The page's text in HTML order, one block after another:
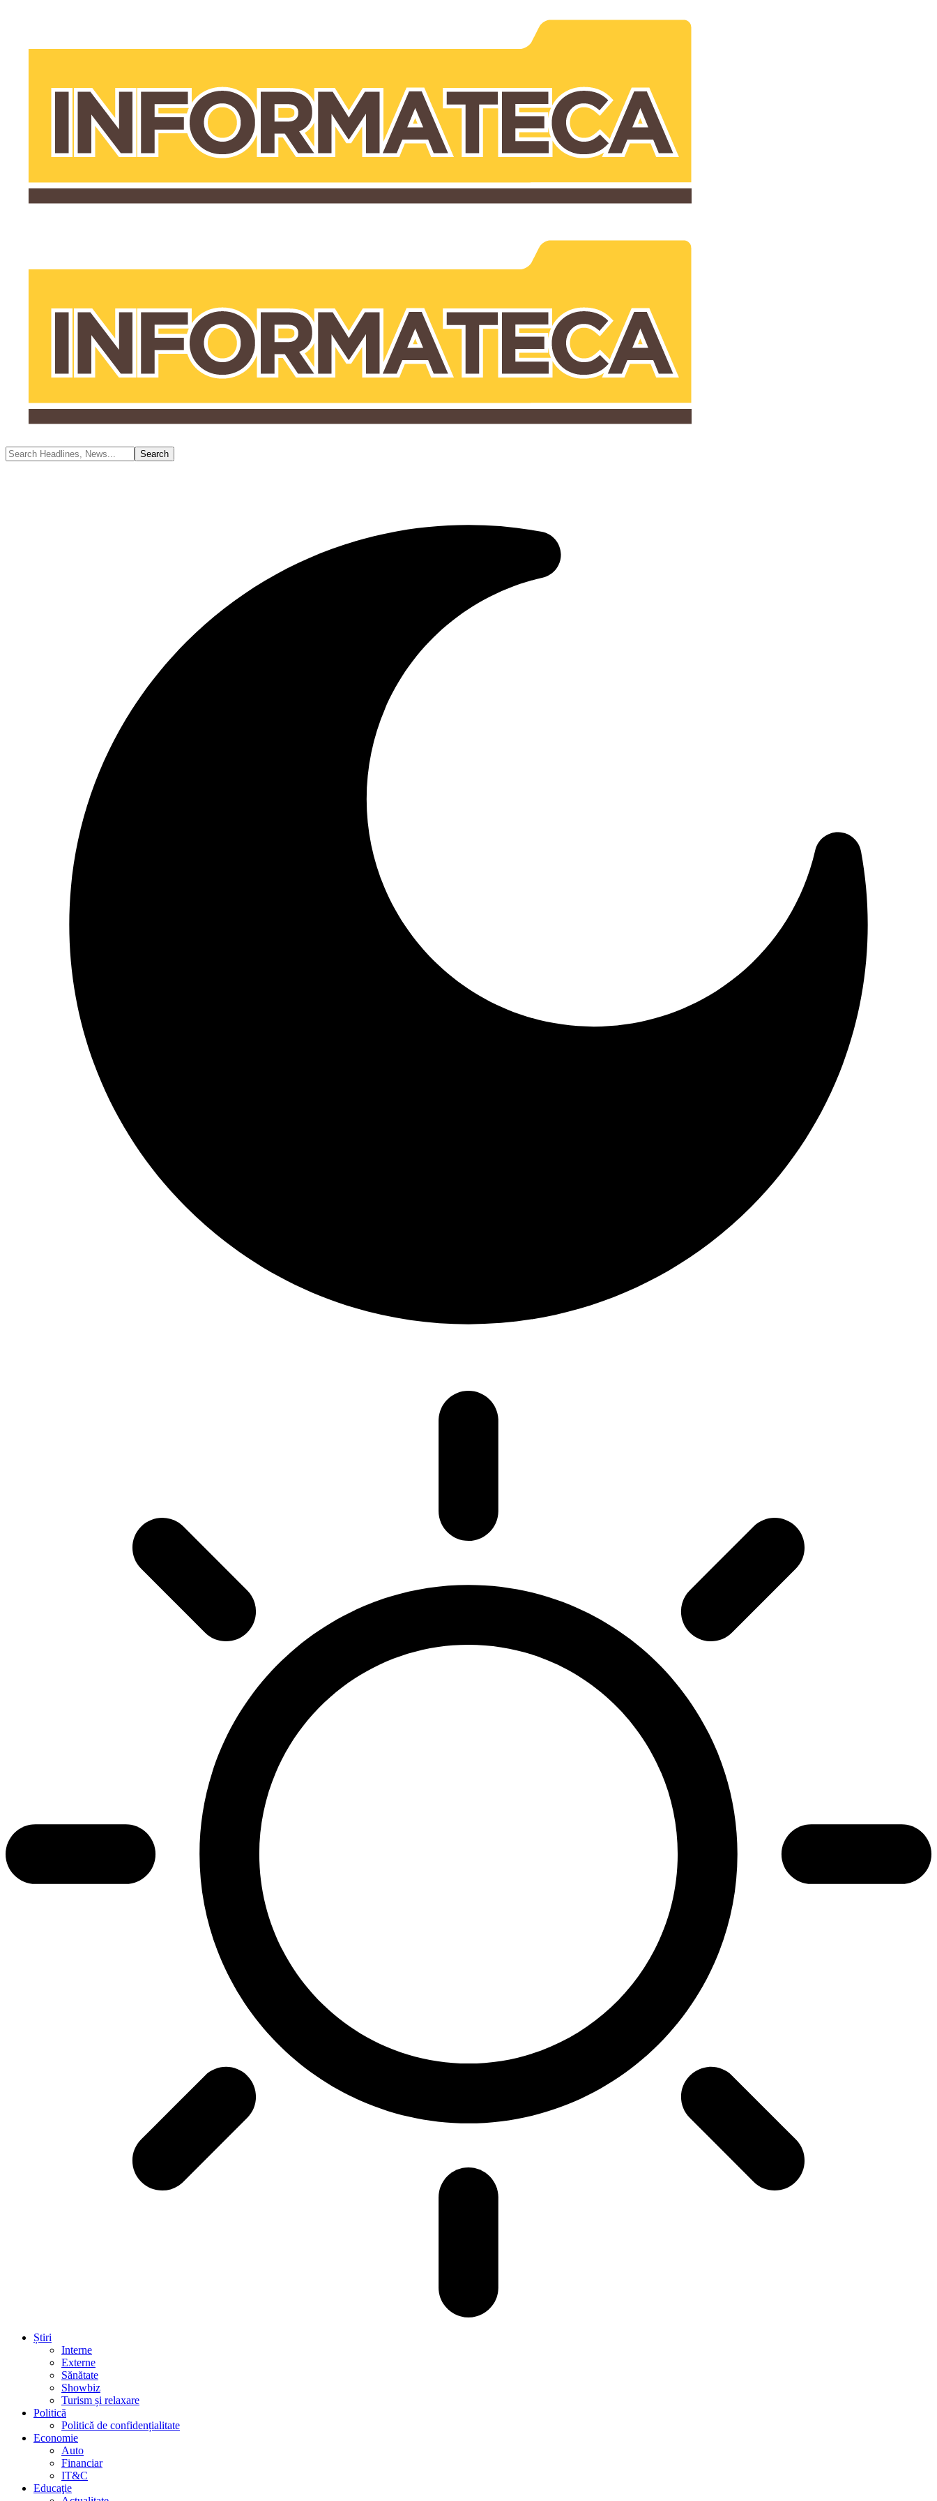
Știri
Interne
Externe
Sănătate
Showbiz
Turism și relaxare
Politică
Politică de confidențialitate
Economie
Auto
Financiar
IT&C
Educaţie